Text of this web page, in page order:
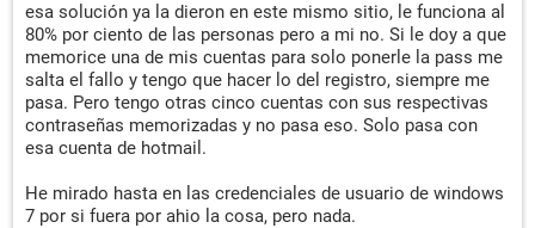
esa solución ya la dieron en este mismo sitio, le funciona al
80% por ciento de las personas pero a mi no. Si le doy a que
memorice una de mis cuentas para solo ponerle la pass me
salta el fallo y tengo que hacer lo del registro, siempre me
pasa. Pero tengo otras cinco cuentas con sus respectivas
contraseñas memorizadas y no pasa eso. Solo pasa con
esa cuenta de hotmail.
He mirado hasta en las credenciales de usuario de windows
7 por si fuera por ahio la cosa, pero nada.